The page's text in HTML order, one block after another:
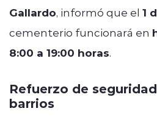
Gallardo, informó que el 1
cementerio funcionará en
8:00 a 19:00 horas.
Refuerzo de
barrios